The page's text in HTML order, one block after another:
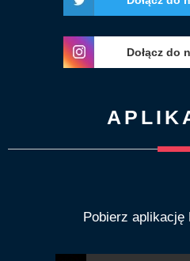
Dołącz do
Pobierz aplikację